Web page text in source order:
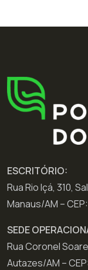
ESCRITÓRIO:
Rua Rio Içá, 310,
Manaus/AM –
SEDE
Rua Coronel
Autazes/AM –